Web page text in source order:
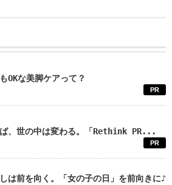
OKな美脚ケアって？
PR
、世の中は変わる。「Rethink PR...
PR
は前を向く。「女の子の日」を前向きに♪